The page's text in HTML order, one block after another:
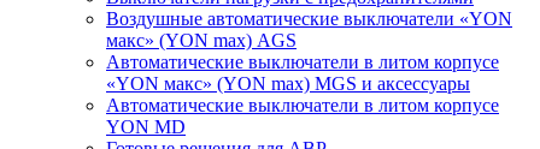
Воздушные автоматические выключатели «YON
макс» (YON max) AGS
Автоматические выключатели в литом корпусе
«YON макс» (YON max) MGS и аксессуары
Автоматические выключатели в литом корпусе
YON MD